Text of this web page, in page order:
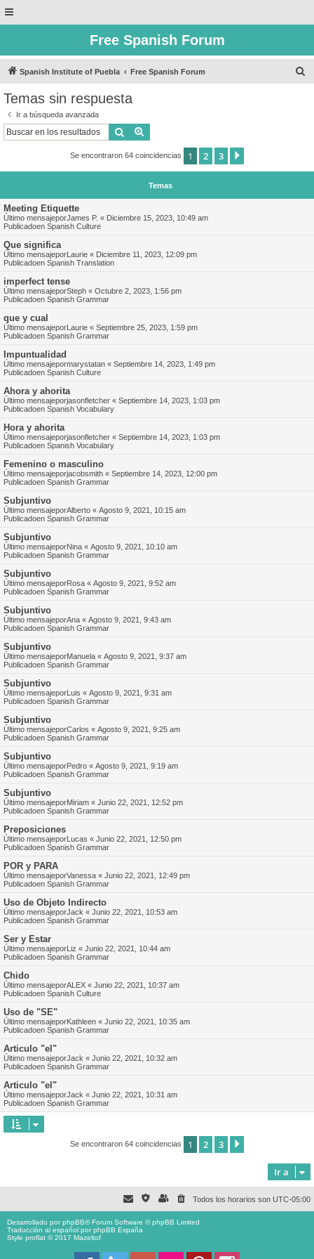
Free Spanish Forum
Spanish Institute of Puebla Free Spanish Forum
Temas sin respuesta
Ir a búsqueda avanzada
Buscar
Se encontraron 64 coincidencias 1 2 3
Temas
Meeting Etiquette
Último mensajeporJames P. « Diciembre 15, 2023, 10:49 am
Publicadoen Spanish Culture
Que significa
Último mensajeporLaurie « Diciembre 11, 2023, 12:09 pm
Publicadoen Spanish Translation
imperfect tense
Último mensajeporSteph « Octubre 2, 2023, 1:56 pm
Publicadoen Spanish Grammar
que y cual
Último mensajeporLaurie « Septiembre 25, 2023, 1:59 pm
Publicadoen Spanish Grammar
Impuntualidad
Último mensajepormarystatan « Septiembre 14, 2023, 1:49 pm
Publicadoen Spanish Culture
Ahora y ahorita
Último mensajeporjasonfletcher « Septiembre 14, 2023, 1:03 pm
Publicadoen Spanish Vocabulary
Hora y ahorita
Último mensajeporjasonfletcher « Septiembre 14, 2023, 1:03 pm
Publicadoen Spanish Vocabulary
Femenino o masculino
Último mensajeporjacobsmith « Septiembre 14, 2023, 12:00 pm
Publicadoen Spanish Grammar
Subjuntivo
Último mensajeporAlberto « Agosto 9, 2021, 10:15 am
Publicadoen Spanish Grammar
Subjuntivo
Último mensajeporNina « Agosto 9, 2021, 10:10 am
Publicadoen Spanish Grammar
Subjuntivo
Último mensajeporRosa « Agosto 9, 2021, 9:52 am
Publicadoen Spanish Grammar
Subjuntivo
Último mensajeporAna « Agosto 9, 2021, 9:43 am
Publicadoen Spanish Grammar
Subjuntivo
Último mensajeporManuela « Agosto 9, 2021, 9:37 am
Publicadoen Spanish Grammar
Subjuntivo
Último mensajeporLuis « Agosto 9, 2021, 9:31 am
Publicadoen Spanish Grammar
Subjuntivo
Último mensajeporCarlos « Agosto 9, 2021, 9:25 am
Publicadoen Spanish Grammar
Subjuntivo
Último mensajeporPedro « Agosto 9, 2021, 9:19 am
Publicadoen Spanish Grammar
Subjuntivo
Último mensajeporMiriam « Junio 22, 2021, 12:52 pm
Publicadoen Spanish Grammar
Preposiciones
Último mensajeporLucas « Junio 22, 2021, 12:50 pm
Publicadoen Spanish Grammar
POR y PARA
Último mensajeporVanessa « Junio 22, 2021, 12:49 pm
Publicadoen Spanish Grammar
Uso de Objeto Indirecto
Último mensajeporJack « Junio 22, 2021, 10:53 am
Publicadoen Spanish Grammar
Ser y Estar
Último mensajeporLiz « Junio 22, 2021, 10:44 am
Publicadoen Spanish Grammar
Chido
Último mensajeporALEX « Junio 22, 2021, 10:37 am
Publicadoen Spanish Culture
Uso de "SE"
Último mensajeporKathleen « Junio 22, 2021, 10:35 am
Publicadoen Spanish Grammar
Articulo "el"
Último mensajeporJack « Junio 22, 2021, 10:32 am
Publicadoen Spanish Grammar
Articulo "el"
Último mensajeporJack « Junio 22, 2021, 10:31 am
Publicadoen Spanish Grammar
Se encontraron 64 coincidencias 1 2 3
Ir a
Todos los horarios son UTC-05:00
Desarrollado porphpBB® Forum Software © phpBB Limited
Traducción al español porphpBB España
Style proflat © 2017 Mazeltof